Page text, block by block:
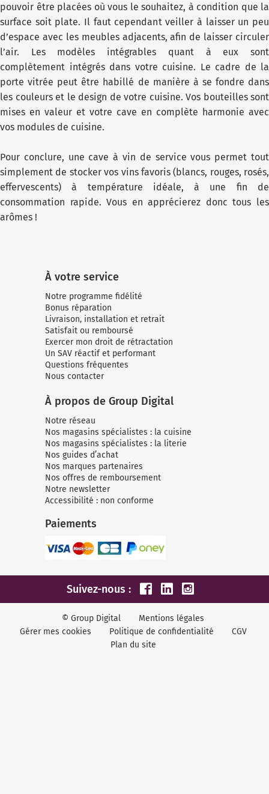
pouvoir être placées où vous le souhaitez, à condition que la
surface soit plate. Il faut cependant veiller à laisser un peu
d’espace avec les meubles adjacents, afin de laisser circuler
l’air. Les modèles intégrables quant à eux sont
complètement intégrés dans votre cuisine. Le cadre de la
porte vitrée peut être habillé de manière à se fondre dans
les couleurs et le design de votre cuisine. Vos bouteilles sont
mises en valeur et votre cave en complète harmonie avec
vos modules de cuisine.
Pour conclure, une cave à vin de service vous permet tout
simplement de stocker vos vins favoris (blancs, rouges, rosés,
effervescents) à température idéale, à une fin de
consommation rapide. Vous en apprécierez donc tous les
arômes !
À votre service
Notre programme fidélité
Bonus réparation
Livraison, installation et retrait
Satisfait ou remboursé
Exercer mon droit de rétractation
Un SAV réactif et performant
Questions fréquentes
Nous contacter
À propos de Group Digital
Notre réseau
Nos magasins spécialistes : la cuisine
Nos magasins spécialistes : la literie
Nos guides d’achat
Nos marques partenaires
Nos offres de remboursement
Notre newsletter
Accessibilité : non conforme
Paiements
Suivez-nous :
© Group Digital
Mentions légales
Gérer mes cookies
Politique de confidentialité
CGV
Plan du site